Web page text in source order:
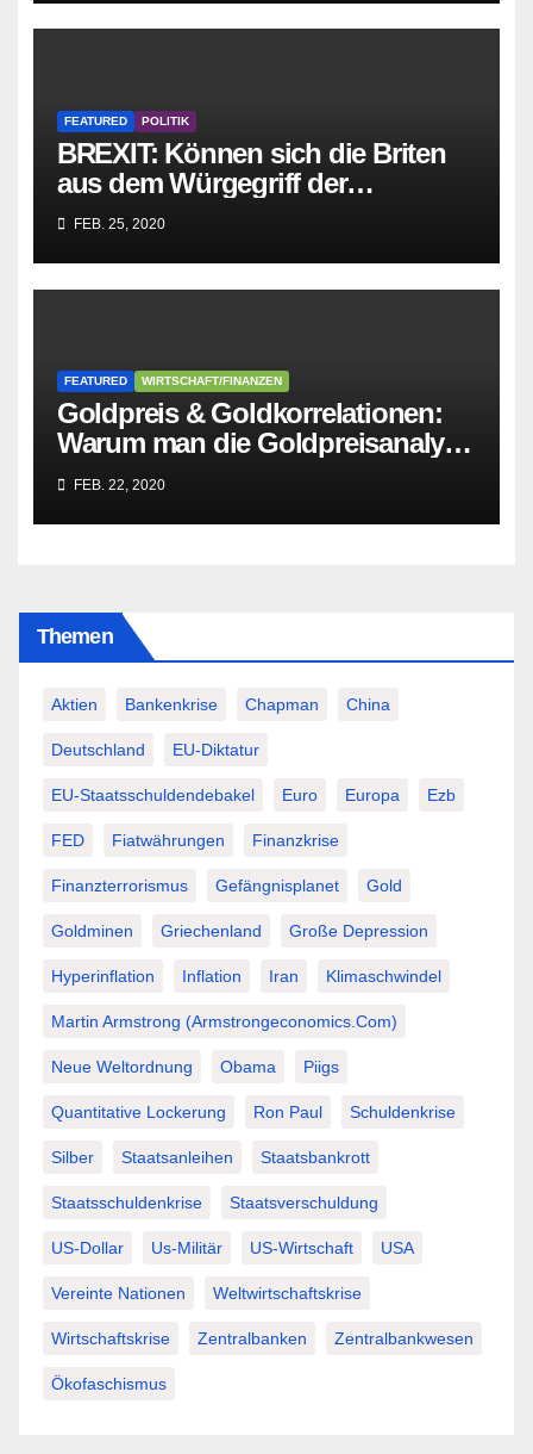
FEATURED POLITIK
BREXIT: Können sich die Briten
aus dem Würgegriff der
parasitären EU-Mafia befreien?
FEB. 25, 2020
FEATURED WIRTSCHAFT/FINANZEN
Goldpreis & Goldkorrelationen:
Warum man die Goldpreisanalyse
besser Profis überlässt!
FEB. 22, 2020
Themen
Aktien Bankenkrise Chapman China
Deutschland EU-Diktatur
EU-Staatsschuldendebakel Euro Europa Ezb
FED Fiatwährungen Finanzkrise
Finanzterrorismus Gefängnisplanet Gold
Goldminen Griechenland Große Depression
Hyperinflation Inflation Iran Klimaschwindel
Martin Armstrong (Armstrongeconomics.com)
Neue Weltordnung Obama Piigs
Quantitative Lockerung Ron Paul Schuldenkrise
Silber Staatsanleihen Staatsbankrott
Staatsschuldenkrise Staatsverschuldung
US-Dollar Us-Militär US-Wirtschaft USA
Vereinte Nationen Weltwirtschaftskrise
Wirtschaftskrise Zentralbanken Zentralbankwesen
Ökofaschismus